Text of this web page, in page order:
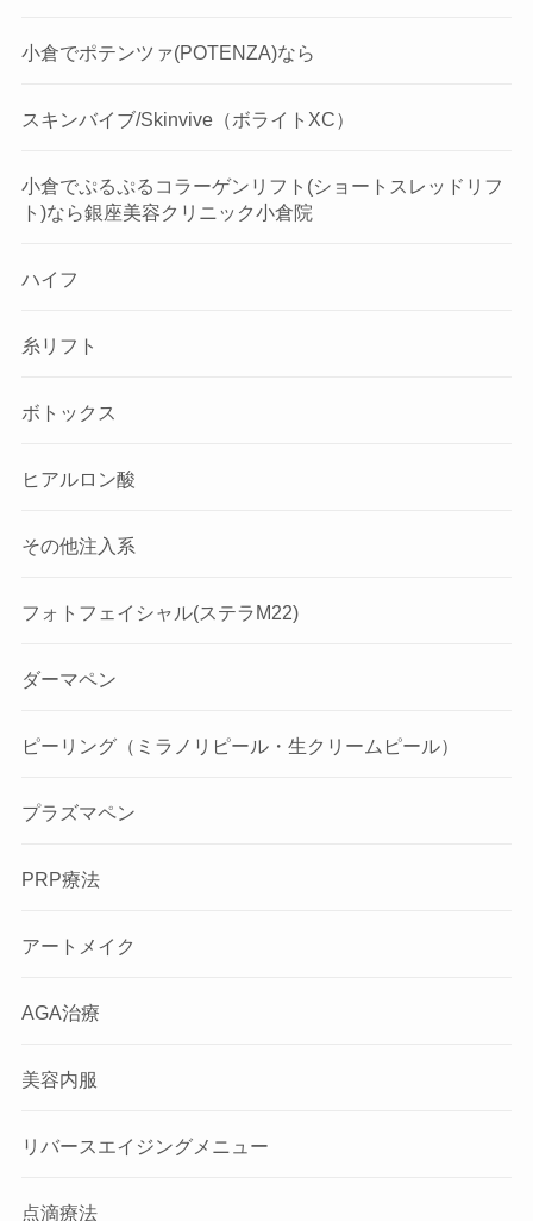
小倉でポテンツァ(POTENZA)なら
スキンバイブ/Skinvive（ボライトXC）
小倉でぷるぷるコラーゲンリフト(ショートスレッドリフ
ト)なら銀座美容クリニック小倉院
ハイフ
糸リフト
ボトックス
ヒアルロン酸
その他注入系
フォトフェイシャル(ステラM22)
ダーマペン
ピーリング（ミラノリピール・生クリームピール）
プラズマペン
PRP療法
アートメイク
AGA治療
美容内服
リバースエイジングメニュー
点滴療法